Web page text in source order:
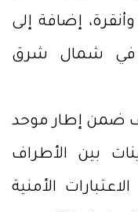
إضافة إلى
في شمال شرق
ضمن إطار موحد
بين الأطراف
الأمنية